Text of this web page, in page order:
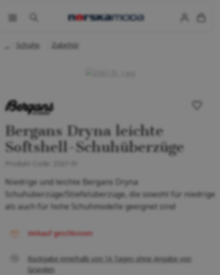
Schuhe Zubehör
Bergans Dryna leichte
Softshell-Schuhüberzüge
Niedrige und leichte Bergans Dryna
Schuhüberzüge/Stiefelüberzüge, die sowohl für niedrige
als auch für hohe Schuhmodelle geeignet sind
Verkauf geschlossen
Rückgabe innerhalb von 14 Tagen ohne Angabe von
Gründen